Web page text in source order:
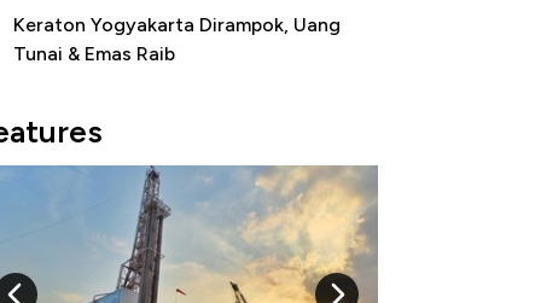
Keraton Yogyakarta Dirampok, Uang
Tunai & Emas Raib